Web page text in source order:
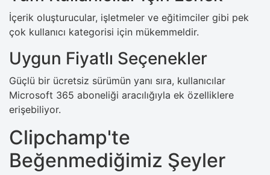
İçerik oluşturucular, işletmeler ve eğitimciler gibi pek
çok kullanıcı kategorisi için mükemmeldir.
Uygun Fiyatlı Seçenekler
Güçlü bir ücretsiz sürümün yanı sıra, kullanıcılar
Microsoft 365 aboneliği aracılığıyla ek özelliklere
erişebiliyor.
Clipchamp'te
Beğenmediğimiz Şeyler